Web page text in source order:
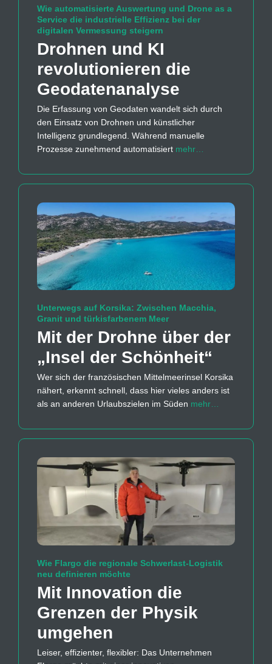
Wie automatisierte Auswertung und Drone as a
Service die industrielle Effizienz bei der
digitalen Vermessung steigern
Drohnen und KI
revolutionieren die
Geodaten­analyse
Die Erfassung von Geodaten wandelt sich durch
den Einsatz von Drohnen und künstlicher
Intelligenz grundlegend. Während manuelle
Prozesse zunehmend automatisiert mehr…
Unterwegs auf Korsika: Zwischen Macchia,
Granit und türkisfarbenem Meer
Mit der Drohne über der
„Insel der Schönheit“
Wer sich der französischen Mittelmeerinsel Korsika
nähert, erkennt schnell, dass hier vieles anders ist
als an anderen Urlaubszielen im Süden mehr…
Wie Flargo die regionale Schwerlast-Logistik
neu definieren möchte
Mit Innovation die
Grenzen der Physik
umgehen
Leiser, effizienter, flexibler: Das Unternehmen